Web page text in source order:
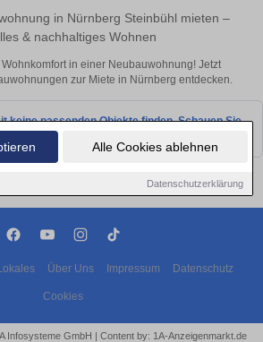
Alle Cookies ablehnen
Datenschutzerklärung
in Nürnberg Steinbühl mieten –
& nachhaltiges Wohnen
in einer Neubauwohnung! Jetzt
zur Miete in Nürnberg entdecken.
keine passenden Objekte finden. Schauen Sie
Über Uns Impressum Datenschutz
Cookies
Infosysteme GmbH | Content by: 1A-Anzeigenmarkt.de